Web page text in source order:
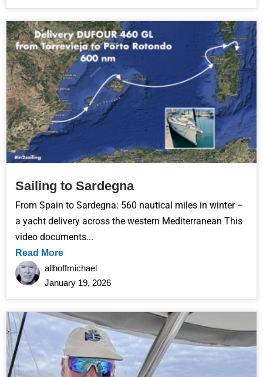
Sailing to Sardegna
From Spain to Sardegna: 560 nautical miles in winter –
a yacht delivery across the western Mediterranean This
video documents...
Read More
allhoffmichael
January 19, 2026